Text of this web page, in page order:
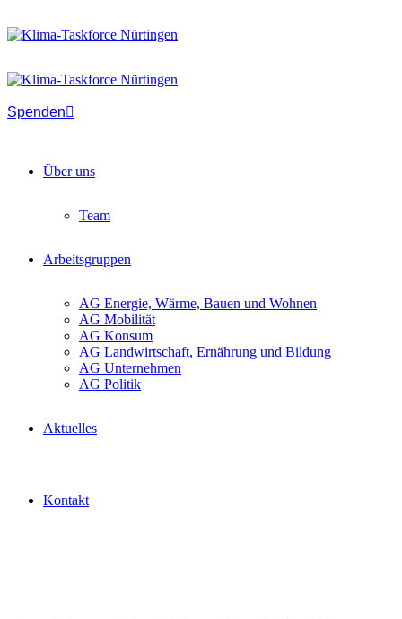
Spenden
Über uns
Team
Arbeitsgruppen
AG Energie, Wärme, Bauen und Wohnen
AG Mobilität
AG Konsum
AG Landwirtschaft, Ernährung und Bildung
AG Unternehmen
AG Politik
Aktuelles
Kontakt